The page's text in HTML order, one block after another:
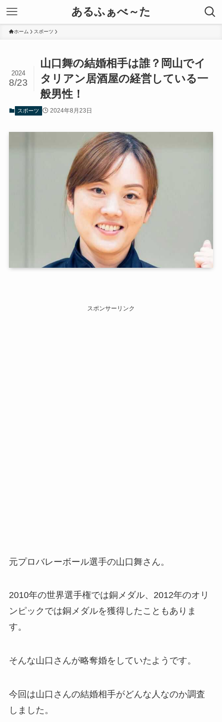
あるふぁべ～た
ホーム スポーツ
山口舞の結婚相手は誰？岡山でイ
タリアン居酒屋の経営している一
般男性！
2024
8/23
スポーツ 2024年8月23日
スポンサーリンク
元プロバレーボール選手の山口舞さん。
2010年の世界選手権では銅メダル、2012年のオリ
ンピックでは銅メダルを獲得したこともありま
す。
そんな山口さんが略奪婚をしていたようです。
今回は山口さんの結婚相手がどんな人なのか調査
しました。